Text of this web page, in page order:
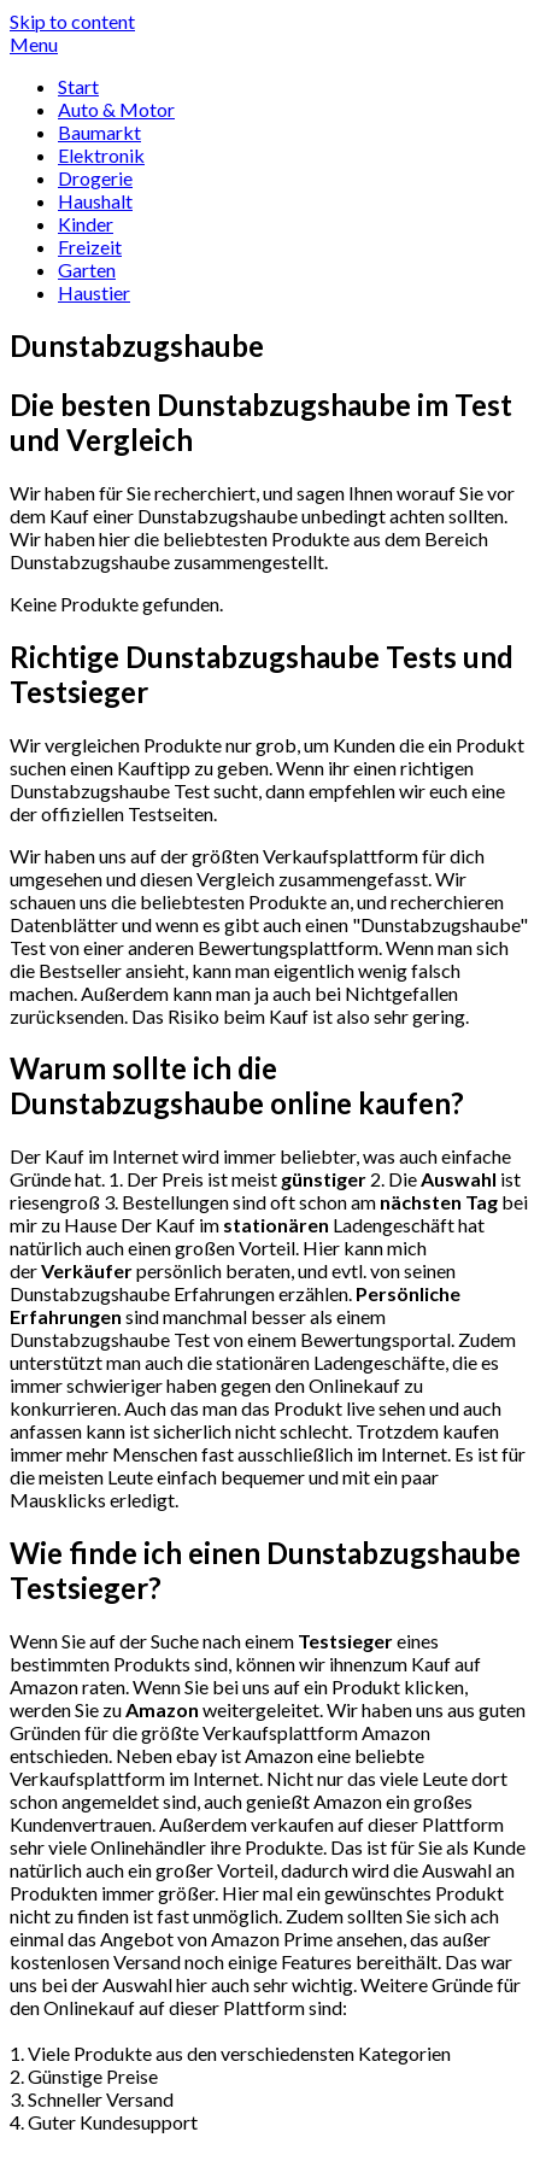
Skip to content
Menu
Start
Auto & Motor
Baumarkt
Elektronik
Drogerie
Haushalt
Kinder
Freizeit
Garten
Haustier
Dunstabzugshaube
Die besten Dunstabzugshaube im Test
und Vergleich
Wir haben für Sie recherchiert, und sagen Ihnen worauf Sie vor
dem Kauf einer Dunstabzugshaube unbedingt achten sollten.
Wir haben hier die beliebtesten Produkte aus dem Bereich
Dunstabzugshaube zusammengestellt.
Keine Produkte gefunden.
Richtige Dunstabzugshaube Tests und
Testsieger
Wir vergleichen Produkte nur grob, um Kunden die ein Produkt
suchen einen Kauftipp zu geben. Wenn ihr einen richtigen
Dunstabzugshaube Test sucht, dann empfehlen wir euch eine
der offiziellen Testseiten.
Wir haben uns auf der größten Verkaufsplattform für dich
umgesehen und diesen Vergleich zusammengefasst. Wir
schauen uns die beliebtesten Produkte an, und recherchieren
Datenblätter und wenn es gibt auch einen "Dunstabzugshaube"
Testvon einer anderen Bewertungsplattform. Wenn man sich
die Bestseller ansieht, kann man eigentlich wenig falsch
machen. Außerdem kann man ja auch bei Nichtgefallen
zurücksenden. Das Risiko beim Kauf ist also sehr gering.
Warum sollte ich die
Dunstabzugshaube online kaufen?
Der Kauf im Internet wird immer beliebter, was auch einfache
Gründe hat. 1. Der Preis ist meist günstiger 2. DieAuswahl ist
riesengroß 3. Bestellungen sind oft schon am nächsten Tag bei
mir zu Hause Der Kauf im stationären Ladengeschäft hat
natürlich auch einen großen Vorteil. Hier kann mich
derVerkäuferpersönlich beraten, und evtl. von seinen
Dunstabzugshaube Erfahrungen erzählen. Persönliche
Erfahrungen sind manchmal besser als einem
Dunstabzugshaube Test von einem Bewertungsportal. Zudem
unterstützt man auch die stationären Ladengeschäfte, die es
immer schwieriger haben gegen den Onlinekauf zu
konkurrieren. Auch das man das Produkt live sehen und auch
anfassen kann ist sicherlich nicht schlecht. Trotzdem kaufen
immer mehr Menschen fast ausschließlich im Internet. Es ist für
die meisten Leute einfach bequemer und mit ein paar
Mausklicks erledigt.
Wie finde ich einen Dunstabzugshaube
Testsieger?
Wenn Sie auf der Suche nach einem Testsiegereines
bestimmten Produkts sind, können wir ihnenzum Kauf auf
Amazon raten. Wenn Sie bei uns auf ein Produkt klicken,
werden Sie zuAmazon weitergeleitet. Wir haben uns aus guten
Gründen für die größte Verkaufsplattform Amazon
entschieden. Neben ebay ist Amazon eine beliebte
Verkaufsplattform im Internet. Nicht nur das viele Leute dort
schon angemeldet sind, auch genießt Amazon ein großes
Kundenvertrauen. Außerdem verkaufen auf dieser Plattform
sehr viele Onlinehändler ihre Produkte. Das ist für Sie als Kunde
natürlich auch ein großer Vorteil, dadurch wird die Auswahl an
Produkten immer größer. Hier mal ein gewünschtes Produkt
nicht zu finden ist fast unmöglich. Zudem sollten Sie sich ach
einmal das Angebot von Amazon Prime ansehen, das außer
kostenlosen Versand noch einige Features bereithält. Das war
uns bei der Auswahl hier auch sehr wichtig. Weitere Gründe für
den Onlinekauf auf dieser Plattform sind:
1. Viele Produkte aus den verschiedensten Kategorien
2. Günstige Preise
3. Schneller Versand
4. Guter Kundesupport